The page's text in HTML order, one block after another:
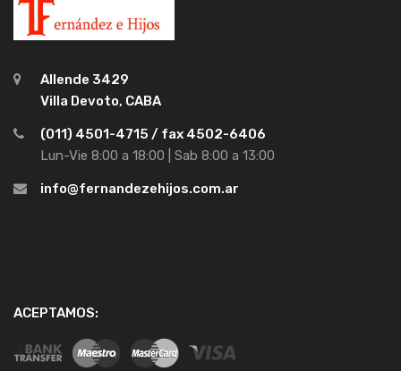
Allende 3429
Villa Devoto, CABA
(011) 4501-4715 / fax 4502-6406
Lun-Vie 8:00 a 18:00 | Sab 8:00 a 13:00
info@fernandezehijos.com.ar
ACEPTAMOS: